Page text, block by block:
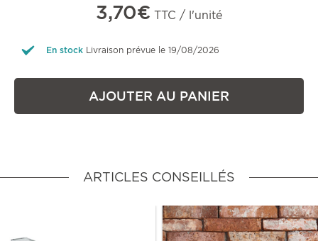
3,70€ TTC / l'unité
En stock Livraison prévue le 19/08/2026
AJOUTER AU PANIER
ARTICLES CONSEILLÉS